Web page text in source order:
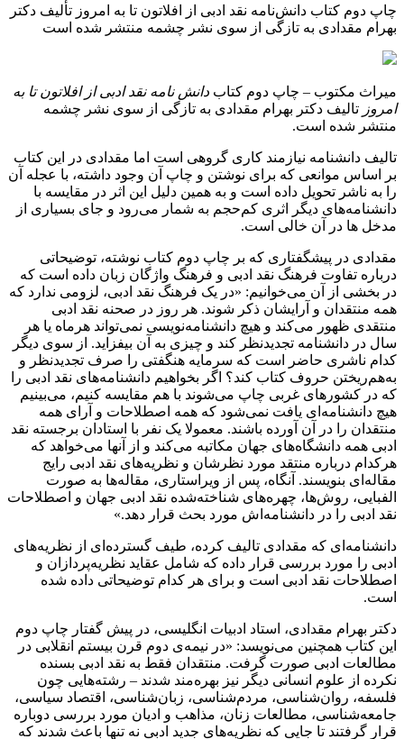
چاپ دوم كتاب دانش‌نامه نقد ادبی از افلاتون تا به امروز تأليف دكتر
بهرام مقدادی به تازگی از سوی نشر چشمه منتشر شده است
میراث مكتوب – چاپ دوم كتاب دانش نامه نقد ادبی از افلاتون تا به
امروز تالیف دكتر بهرام مقدادی به تازگی از سوی نشر چشمه
منتشر شده است.
تالیف دانشنامه نیازمند کاری گروهی است اما مقدادی در این کتاب
بر اساس موانعی که برای نوشتن و چاپ آن وجود داشته، با عجله آن
را به ناشر تحویل داده است و به همین دلیل این اثر در مقایسه با
دانشنامه‌های دیگر اثری کم‌حجم به شمار می‌رود و جای بسیاری از
مدخل‌ ها در آن خالی است.
مقدادی در پیشگفتاری که بر چاپ دوم کتاب نوشته، توضیحاتی
درباره تفاوت فرهنگ نقد ادبی و فرهنگ واژگان زبان داده است که
در بخشی از آن می‌خوانیم: «در یک فرهنگ نقد ادبی، لزومی ندارد که
همه منتقدان و آرایشان ذکر شوند. هر روز در صحنه نقد ادبی
منتقدی ظهور می‌کند و هیچ دانشنامه‌نویسی نمی‌تواند هرماه یا هر
سال در دانشنامه تجدید‌نظر کند و چیزی به آن بیفزاید. از سوی دیگر
کدام ناشری حاضر است که سرمایه هنگفتی را صرف تجدیدنظر و
به‌هم‌ریختن حروف کتاب کند؟ اگر بخواهیم دانشنامه‌های نقد ادبی را
که در کشورهای غربی چاپ می‌شوند با هم مقایسه کنیم، می‌بینیم
هیچ دانشنامه‌ای یافت نمی‌شود که همه اصطلاحات و آرای همه
منتقدان را در آن آورده باشند. معمولا یک نفر با استادان برجسته نقد
ادبی همه دانشگاه‌های جهان مکاتبه می‌کند و از آنها می‌خواهد که
هرکدام درباره منتقد مورد نظرشان و نظریه‌های نقد ادبی رایج
مقاله‌ای بنویسند. آنگاه، پس از ویراستاری، مقاله‌ها به صورت
الفبایی، روش‌ها، چهره‌های شناخته‌شده نقد ادبی جهان و اصطلاحات
نقد ادبی را در دانشنامه‌اش مورد بحث قرار دهد.»
دانشنامه‌ای که مقدادی تالیف کرده، طیف گسترده‌ای از نظریه‌های
ادبی را مورد بررسی قرار داده که شامل عقاید نظریه‌پردازان و
اصطلاحات نقد ادبی است و برای هر کدام توضیحاتی داده شده‌
است.
دکتر بهرام مقدادی، استاد ادبیات انگلیسی، در پیش‌ گفتار چاپ دوم
این کتاب همچنین می‌نویسد: «در نیمه‌ی دوم قرن بیستم انقلابی در
مطالعات ادبی صورت گرفت. منتقدان فقط به نقد ادبی بسنده
نکرده از علوم انسانی دیگر نیز بهره‌مند شدند – رشته‌هایی چون
فلسفه، روان‌شناسی، مردم‌شناسی، زبان‌شناسی، اقتصاد سیاسی،
جامعه‌شناسی، مطالعات زنان، مذاهب و ادیان مورد بررسی دوباره
قرار گرفتند تا جایی که نظریه‌های جدید ادبی نه تنها باعث شدند که